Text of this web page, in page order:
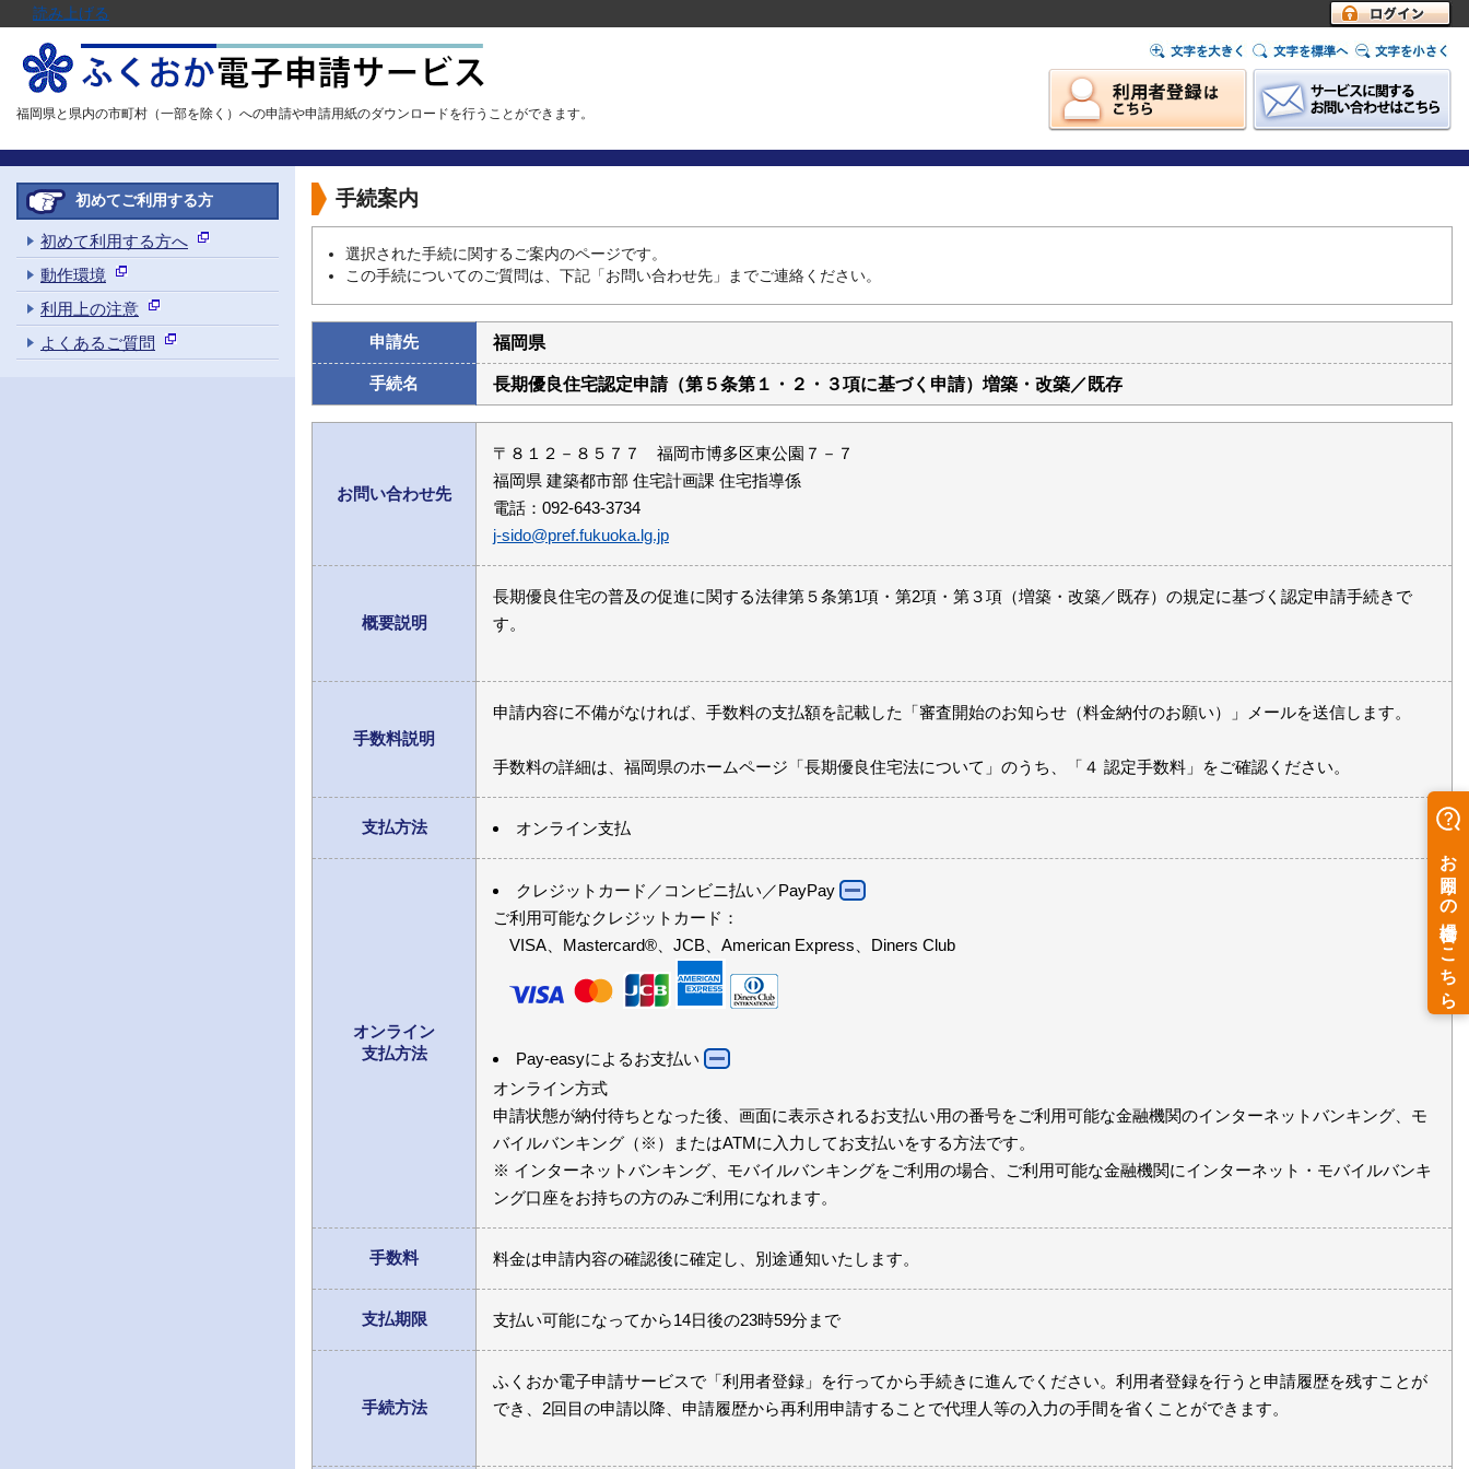
福岡県と県内の市町村（一部を除く）への申請や申請用紙のダウンロードを行うことができます。
ログイン
読み上げる
初めてご利用する方
初めて利用する方へ
動作環境
利用上の注意
よくあるご質問
手続案内
選択された手続に関するご案内のページです。
この手続についてのご質問は、下記「お問い合わせ先」までご連絡ください。
申請先 福岡県
手続名 長期優良住宅認定申請（第５条第１・２・３項に基づく申請）増築・改築／既存
お問い合わせ先
〒８１２－８５７７ 福岡市博多区東公園７－７
福岡県 建築都市部 住宅計画課 住宅指導係
電話：092-643-3734
j-sido@pref.fukuoka.lg.jp
概要説明
長期優良住宅の普及の促進に関する法律第５条第1項・第2項・第３項（増築・改築／既存）の規定に基づく認定申請手続きで
す。
手数料説明
申請内容に不備がなければ、手数料の支払額を記載した「審査開始のお知らせ（料金納付のお願い）」メールを送信します。
手数料の詳細は、福岡県のホームページ「長期優良住宅法について」のうち、「４ 認定手数料」をご確認ください。
支払方法 オンライン支払
オンライン
支払方法
クレジットカード／コンビニ払い／PayPay
ご利用可能なクレジットカード：
VISA、Mastercard®、JCB、American Express、Diners Club
Pay-easyによるお支払い
オンライン方式
申請状態が納付待ちとなった後、画面に表示されるお支払い用の番号をご利用可能な金融機関のインターネットバンキング、モ
バイルバンキング（※）またはATMに入力してお支払いをする方法です。
※ インターネットバンキング、モバイルバンキングをご利用の場合、ご利用可能な金融機関にインターネット・モバイルバンキ
ング口座をお持ちの方のみご利用になれます。
手数料 料金は申請内容の確認後に確定し、別途通知いたします。
支払期限 支払い可能になってから14日後の23時59分まで
手続方法
ふくおか電子申請サービスで「利用者登録」を行ってから手続きに進んでください。利用者登録を行うと申請履歴を残すことが
でき、2回目の申請以降、申請履歴から再利用申請することで代理人等の入力の手間を省くことができます。